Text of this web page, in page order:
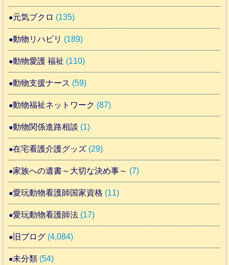
元気ブクロ (135)
動物リハビリ (189)
動物愛護 福祉 (110)
動物支援ナース (59)
動物福祉ネットワーク (87)
動物関係進路相談 (1)
在宅看護介護グッズ (29)
家族への遺書～大切な決め事～ (7)
愛玩動物看護師国家資格 (11)
愛玩動物看護師法 (17)
旧ブログ (4,084)
未分類 (54)